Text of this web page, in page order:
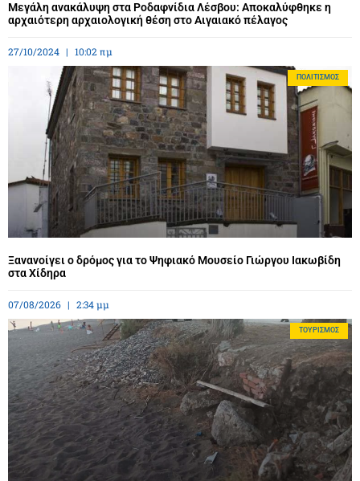
Μεγάλη ανακάλυψη στα Ροδαφνίδια Λέσβου: Αποκαλύφθηκε η
αρχαιότερη αρχαιολογική θέση στο Αιγαιακό πέλαγος
27/10/2024 10:02 πμ
ΠΟΛΙΤΙΣΜΌΣ
Ξανανοίγει ο δρόμος για το Ψηφιακό Μουσείο Γιώργου Ιακωβίδη
στα Χίδηρα
07/08/2026 2:34 μμ
ΤΟΥΡΙΣΜΌΣ